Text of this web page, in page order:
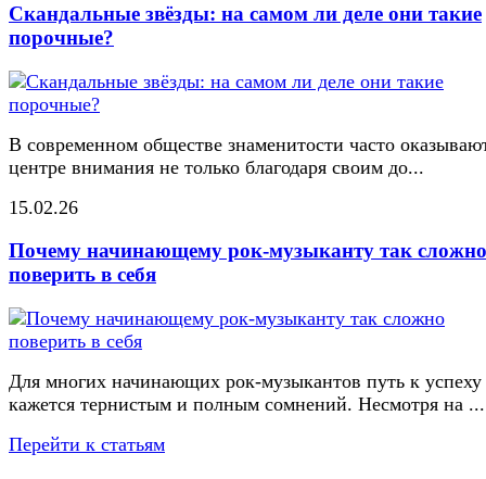
Скандальные звёзды: на самом ли деле они такие
порочные?
В современном обществе знаменитости часто
центре внимания не только благодаря своим до...
15.02.26
Почему начинающему рок-музыканту так сложно
поверить в себя
Для многих начинающих рок-музыкантов путь к успеху
кажется тернистым и полным сомнений. Несмотря на ...
Перейти к статьям